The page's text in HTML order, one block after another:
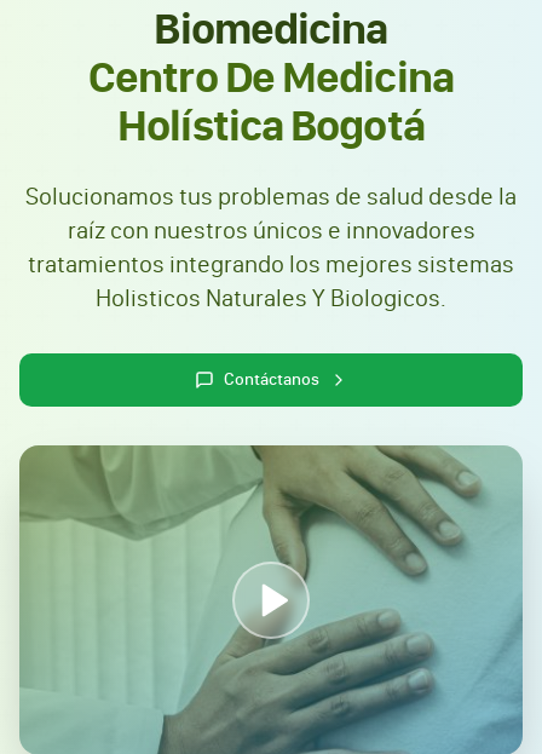
Biomedicina
Centro De Medicina
Holística Bogotá
Solucionamos tus problemas de salud desde la
raíz con nuestros únicos e innovadores
tratamientos integrando los mejores sistemas
Holisticos Naturales Y Biologicos.
Contáctanos